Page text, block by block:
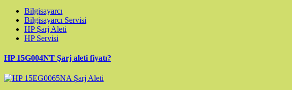
Bilgisayarcı
Bilgisayarcı Servisi
HP Şarj Aleti
HP Servisi
HP 15G004NT Şarj aleti fiyatı?